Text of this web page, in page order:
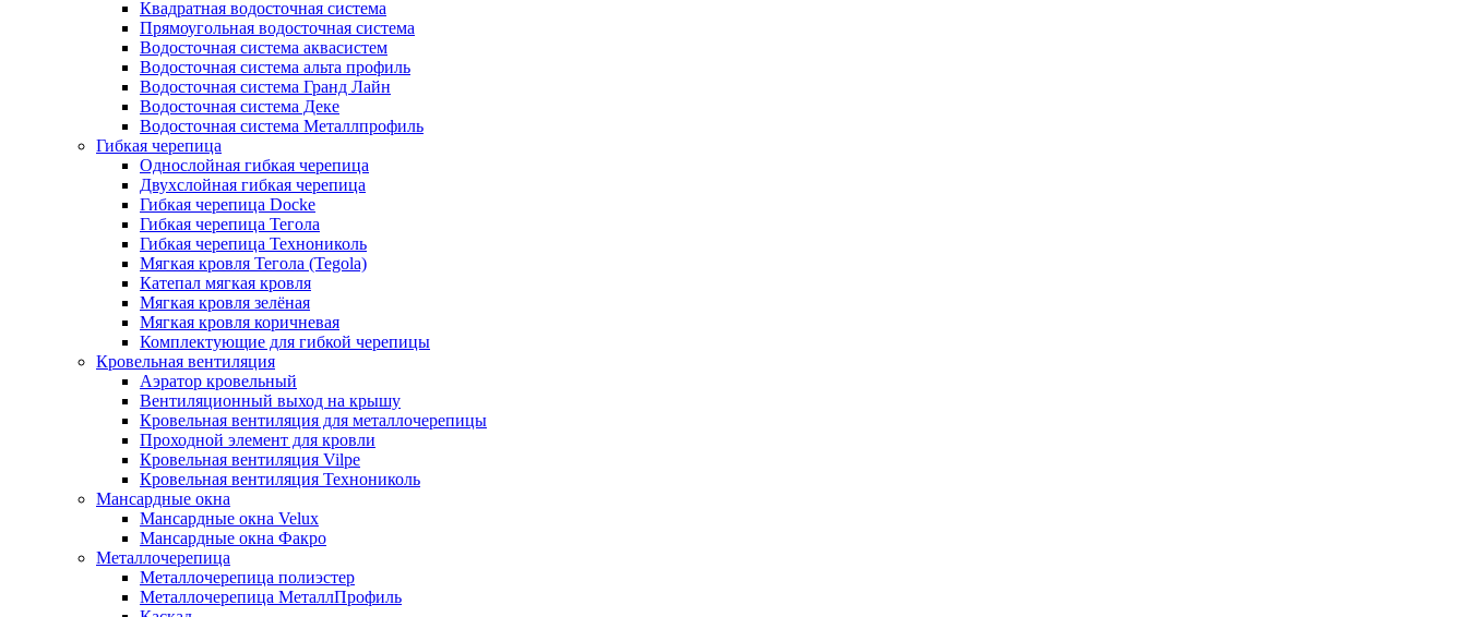
Квадратная водосточная система
Прямоугольная водосточная система
Водосточная система аквасистем
Водосточная система альта профиль
Водосточная система Гранд Лайн
Водосточная система Деке
Водосточная система Металлпрофиль
Гибкая черепица
Однослойная гибкая черепица
Двухслойная гибкая черепица
Гибкая черепица Docke
Гибкая черепица Тегола
Гибкая черепица Технониколь
Мягкая кровля Тегола (Tegola)
Катепал мягкая кровля
Мягкая кровля зелёная
Мягкая кровля коричневая
Комплектующие для гибкой черепицы
Кровельная вентиляция
Аэратор кровельный
Вентиляционный выход на крышу
Кровельная вентиляция для металлочерепицы
Проходной элемент для кровли
Кровельная вентиляция Vilpe
Кровельная вентиляция Технониколь
Мансардные окна
Мансардные окна Velux
Мансардные окна Факро
Металлочерепица
Металлочерепица полиэстер
Металлочерепица МеталлПрофиль